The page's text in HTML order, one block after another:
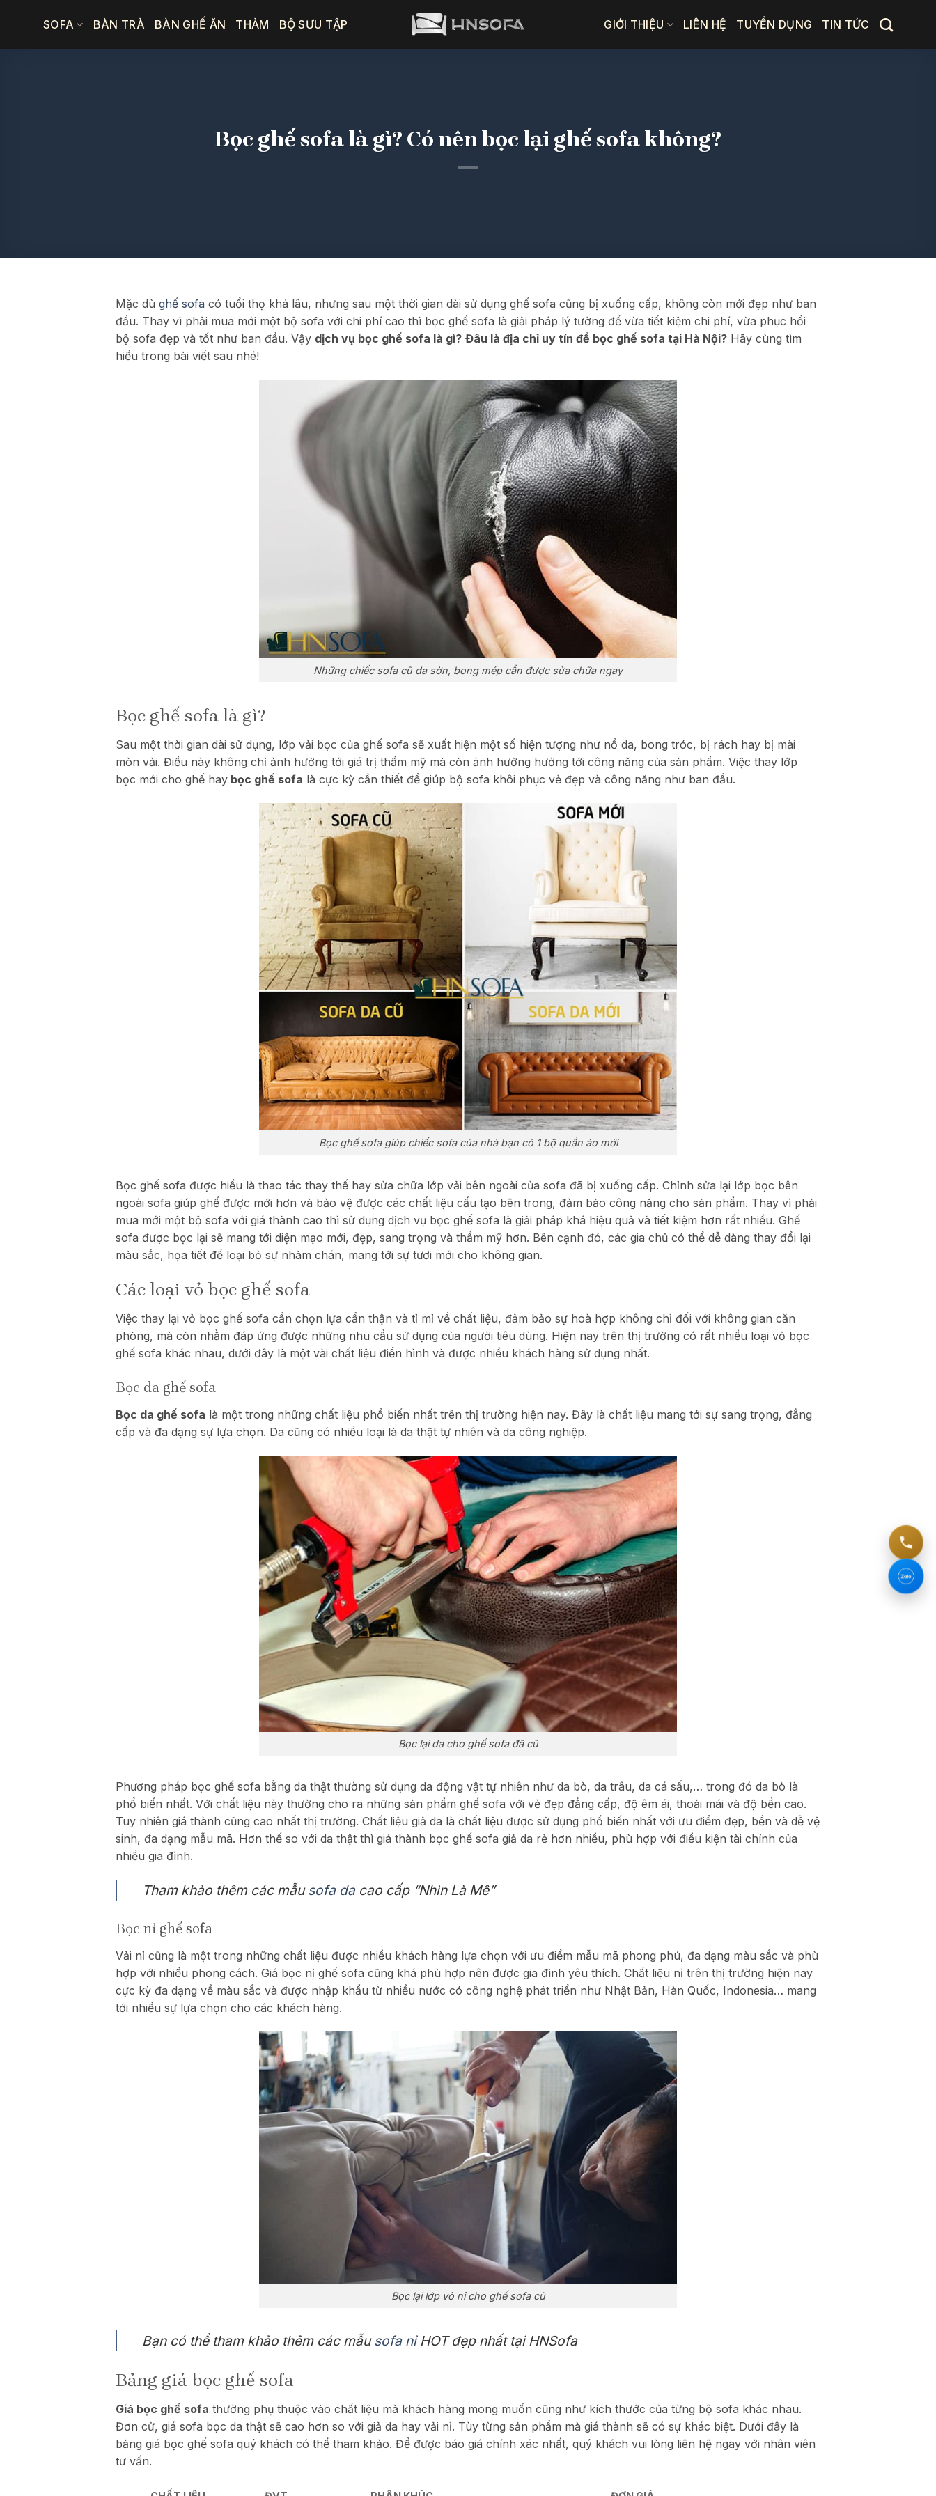
SOFA BÀN TRÀ BÀN GHẾ ĂN THẢM BỘ SƯU TẬP GIỚI THIỆU LIÊN HỆ TUYỂN DỤNG TIN TỨC
Bọc ghế sofa là gì? Có nên bọc lại ghế sofa không?
Mặc dùghế sofa có tuổi thọ khá lâu, nhưng sau một thời gian dài sử dụng ghế sofa cũng bị xuống cấp, không còn mới đẹp như ban
đầu. Thay vì phải mua mới một bộ sofa với chi phí cao thì bọc ghế sofa là giải pháp lý tưởng để vừa tiết kiệm chi phí, vừa phục hồi
bộ sofa đẹp và tốt như ban đầu. Vậy dịch vụ bọc ghế sofa là gì? Đâu là địa chỉ uy tín để bọc ghế sofa tại Hà Nội? Hãy cùng tìm
hiểu trong bài viết sau nhé!
Những chiếc sofa cũ da sờn, bong mép cần được sửa chữa ngay
Bọc ghế sofa là gì?
Sau một thời gian dài sử dụng, lớp vải bọc của ghế sofa sẽ xuất hiện một số hiện tượng như nổ da, bong tróc, bị rách hay bị mài
mòn vải. Điều này không chỉ ảnh hưởng tới giá trị thẩm mỹ mà còn ảnh hưởng hưởng tới công năng của sản phẩm. Việc thay lớp
bọc mới cho ghế hay bọc ghế sofa là cực kỳ cần thiết để giúp bộ sofa khôi phục vẻ đẹp và công năng như ban đầu.
Bọc ghế sofa giúp chiếc sofa của nhà bạn có 1 bộ quần áo mới
Bọc ghế sofa được hiểu là thao tác thay thế hay sửa chữa lớp vải bên ngoài của sofa đã bị xuống cấp. Chỉnh sửa lại lớp bọc bên
ngoài sofa giúp ghế được mới hơn và bảo vệ được các chất liệu cấu tạo bên trong, đảm bảo công năng cho sản phẩm. Thay vì phải
mua mới một bộ sofa với giá thành cao thì sử dụng dịch vụ bọc ghế sofa là giải pháp khá hiệu quả và tiết kiệm hơn rất nhiều. Ghế
sofa được bọc lại sẽ mang tới diện mạo mới, đẹp, sang trọng và thẩm mỹ hơn. Bên cạnh đó, các gia chủ có thể dễ dàng thay đổi lại
màu sắc, họa tiết để loại bỏ sự nhàm chán, mang tới sự tươi mới cho không gian.
Các loại vỏ bọc ghế sofa
Việc thay lại vỏ bọc ghế sofa cần chọn lựa cẩn thận và tỉ mỉ về chất liệu, đảm bảo sự hoà hợp không chỉ đối với không gian căn
phòng, mà còn nhằm đáp ứng được những nhu cầu sử dụng của người tiêu dùng. Hiện nay trên thị trường có rất nhiều loại vỏ bọc
ghế sofa khác nhau, dưới đây là một vài chất liệu điển hình và được nhiều khách hàng sử dụng nhất.
Bọc da ghế sofa
Bọc da ghế sofa là một trong những chất liệu phổ biến nhất trên thị trường hiện nay. Đây là chất liệu mang tới sự sang trọng, đẳng
cấp và đa dạng sự lựa chọn. Da cũng có nhiều loại là da thật tự nhiên và da công nghiệp.
Bọc lại da cho ghế sofa đã cũ
Phương pháp bọc ghế sofa bằng da thật thường sử dụng da động vật tự nhiên như da bò, da trâu, da cá sấu,… trong đó da bò là
phổ biến nhất. Với chất liệu này thường cho ra những sản phẩm ghế sofa với vẻ đẹp đẳng cấp, độ êm ái, thoải mái và độ bền cao.
Tuy nhiên giá thành cũng cao nhất thị trường. Chất liệu giả da là chất liệu được sử dụng phổ biến nhất với ưu điểm đẹp, bền và dễ vệ
sinh, đa dạng mẫu mã. Hơn thế so với da thật thì giá thành bọc ghế sofa giả da rẻ hơn nhiều, phù hợp với điều kiện tài chính của
nhiều gia đình.
Tham khảo thêm các mẫusofa dacao cấp “Nhìn Là Mê”
Bọc nỉ ghế sofa
Vải nỉ cũng là một trong những chất liệu được nhiều khách hàng lựa chọn với ưu điểm mẫu mã phong phú, đa dạng màu sắc và phù
hợp với nhiều phong cách. Giá bọc nỉ ghế sofa cũng khá phù hợp nên được gia đình yêu thích. Chất liệu nỉ trên thị trường hiện nay
cực kỳ đa dạng về màu sắc và được nhập khẩu từ nhiều nước có công nghệ phát triển như Nhật Bản, Hàn Quốc, Indonesia… mang
tới nhiều sự lựa chọn cho các khách hàng.
Bọc lại lớp vỏ nỉ cho ghế sofa cũ
Bạn có thể tham khảo thêm các mẫusofa nỉHOT đẹp nhất tại HNSofa
Bảng giá bọc ghế sofa
Giá bọc ghế sofa thường phụ thuộc vào chất liệu mà khách hàng mong muốn cũng như kích thước của từng bộ sofa khác nhau.
Đơn cử, giá sofa bọc da thật sẽ cao hơn so với giả da hay vải nỉ. Tùy từng sản phẩm mà giá thành sẽ có sự khác biệt. Dưới đây là
bảng giá bọc ghế sofa quý khách có thể tham khảo. Để được báo giá chính xác nhất, quý khách vui lòng liên hệ ngay với nhân viên
tư vấn.